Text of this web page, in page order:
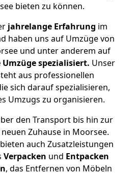
bieten zu können.
jahrelange Erfahrung im
haben uns auf Umzüge von
und unter anderem auf
spezialisiert. Unser
aus professionellen
sich darauf spezialisieren,
Umzugs zu organisieren.
den Transport bis hin zur
Zuhause in Moorsee.
auch Zusatzleistungen
Verpacken und Entpacken
, das Entfernen von Möbeln